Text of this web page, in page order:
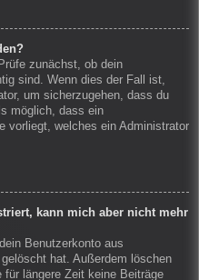
zunächst, ob dein
sind. Wenn dies der Fall ist,
um sicherzugehen, dass du
möglich, dass ein
vorliegt, welches ein Administrator
kann mich aber nicht mehr
Benutzerkonto aus
hat. Außerdem löschen
längere Zeit keine Beiträge